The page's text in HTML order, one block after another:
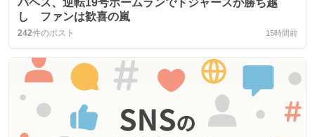
パヘス、逆転19号ホームランでドジャースが勝ち越
し ファンは歓喜の嵐
242件のポスト 15時間前